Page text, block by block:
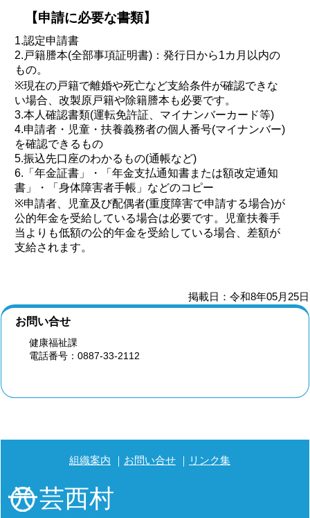
【申請に必要な書類】
1.認定申請書
2.戸籍謄本(全部事項証明書)：発行日から1カ月以内の
もの。
※現在の戸籍で離婚や死亡など支給条件が確認できな
い場合、改製原戸籍や除籍謄本も必要です。
3.本人確認書類(運転免許証、マイナンバーカード等)
4.申請者・児童・扶養義務者の個人番号(マイナンバー)
を確認できるもの
5.振込先口座のわかるもの(通帳など)
6.「年金証書」・「年金支払通知書または額改定通知
書」・「身体障害者手帳」などのコピー
※申請者、児童及び配偶者(重度障害で申請する場合)が
公的年金を受給している場合は必要です。児童扶養手
当よりも低額の公的年金を受給している場合、差額が
支給されます。
掲載日：令和8年05月25日
お問い合せ
健康福祉課
電話番号：0887-33-2112
組織案内 お問い合せ リンク集
芸西村